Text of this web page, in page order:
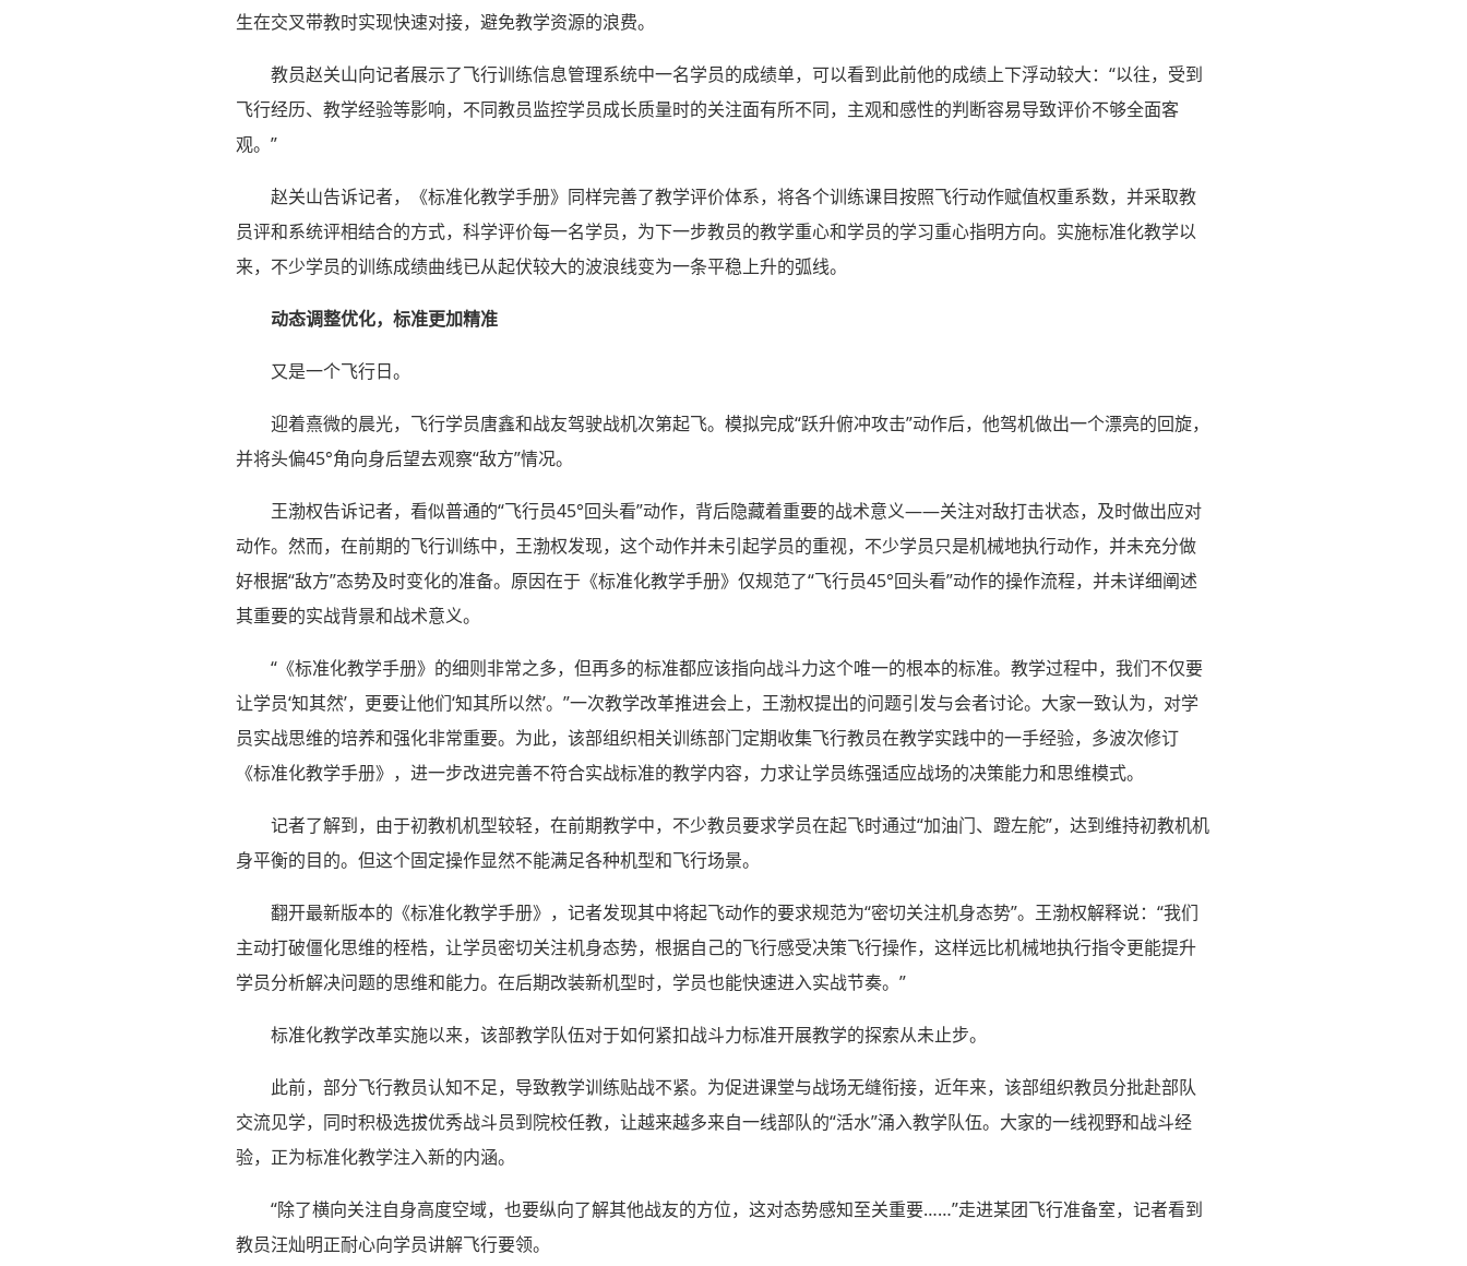
生在交叉带教时实现快速对接，避免教学资源的浪费。
教员赵关山向记者展示了飞行训练信息管理系统中一名学员的成绩单，可以看到此前他的成绩上下浮动较大：“以往，受到
飞行经历、教学经验等影响，不同教员监控学员成长质量时的关注面有所不同，主观和感性的判断容易导致评价不够全面客
观。”
赵关山告诉记者，《标准化教学手册》同样完善了教学评价体系，将各个训练课目按照飞行动作赋值权重系数，并采取教
员评和系统评相结合的方式，科学评价每一名学员，为下一步教员的教学重心和学员的学习重心指明方向。实施标准化教学以
来，不少学员的训练成绩曲线已从起伏较大的波浪线变为一条平稳上升的弧线。
动态调整优化，标准更加精准
又是一个飞行日。
迎着熹微的晨光，飞行学员唐鑫和战友驾驶战机次第起飞。模拟完成“跃升俯冲攻击”动作后，他驾机做出一个漂亮的回旋，
并将头偏45°角向身后望去观察“敌方”情况。
王渤权告诉记者，看似普通的“飞行员45°回头看”动作，背后隐藏着重要的战术意义——关注对敌打击状态，及时做出应对
动作。然而，在前期的飞行训练中，王渤权发现，这个动作并未引起学员的重视，不少学员只是机械地执行动作，并未充分做
好根据“敌方”态势及时变化的准备。原因在于《标准化教学手册》仅规范了“飞行员45°回头看”动作的操作流程，并未详细阐述
其重要的实战背景和战术意义。
“《标准化教学手册》的细则非常之多，但再多的标准都应该指向战斗力这个唯一的根本的标准。教学过程中，我们不仅要
让学员‘知其然’，更要让他们‘知其所以然’。”一次教学改革推进会上，王渤权提出的问题引发与会者讨论。大家一致认为，对学
员实战思维的培养和强化非常重要。为此，该部组织相关训练部门定期收集飞行教员在教学实践中的一手经验，多波次修订
《标准化教学手册》，进一步改进完善不符合实战标准的教学内容，力求让学员练强适应战场的决策能力和思维模式。
记者了解到，由于初教机机型较轻，在前期教学中，不少教员要求学员在起飞时通过“加油门、蹬左舵”，达到维持初教机机
身平衡的目的。但这个固定操作显然不能满足各种机型和飞行场景。
翻开最新版本的《标准化教学手册》，记者发现其中将起飞动作的要求规范为“密切关注机身态势”。王渤权解释说：“我们
主动打破僵化思维的桎梏，让学员密切关注机身态势，根据自己的飞行感受决策飞行操作，这样远比机械地执行指令更能提升
学员分析解决问题的思维和能力。在后期改装新机型时，学员也能快速进入实战节奏。”
标准化教学改革实施以来，该部教学队伍对于如何紧扣战斗力标准开展教学的探索从未止步。
此前，部分飞行教员认知不足，导致教学训练贴战不紧。为促进课堂与战场无缝衔接，近年来，该部组织教员分批赴部队
交流见学，同时积极选拔优秀战斗员到院校任教，让越来越多来自一线部队的“活水”涌入教学队伍。大家的一线视野和战斗经
验，正为标准化教学注入新的内涵。
“除了横向关注自身高度空域，也要纵向了解其他战友的方位，这对态势感知至关重要……”走进某团飞行准备室，记者看到
教员汪灿明正耐心向学员讲解飞行要领。